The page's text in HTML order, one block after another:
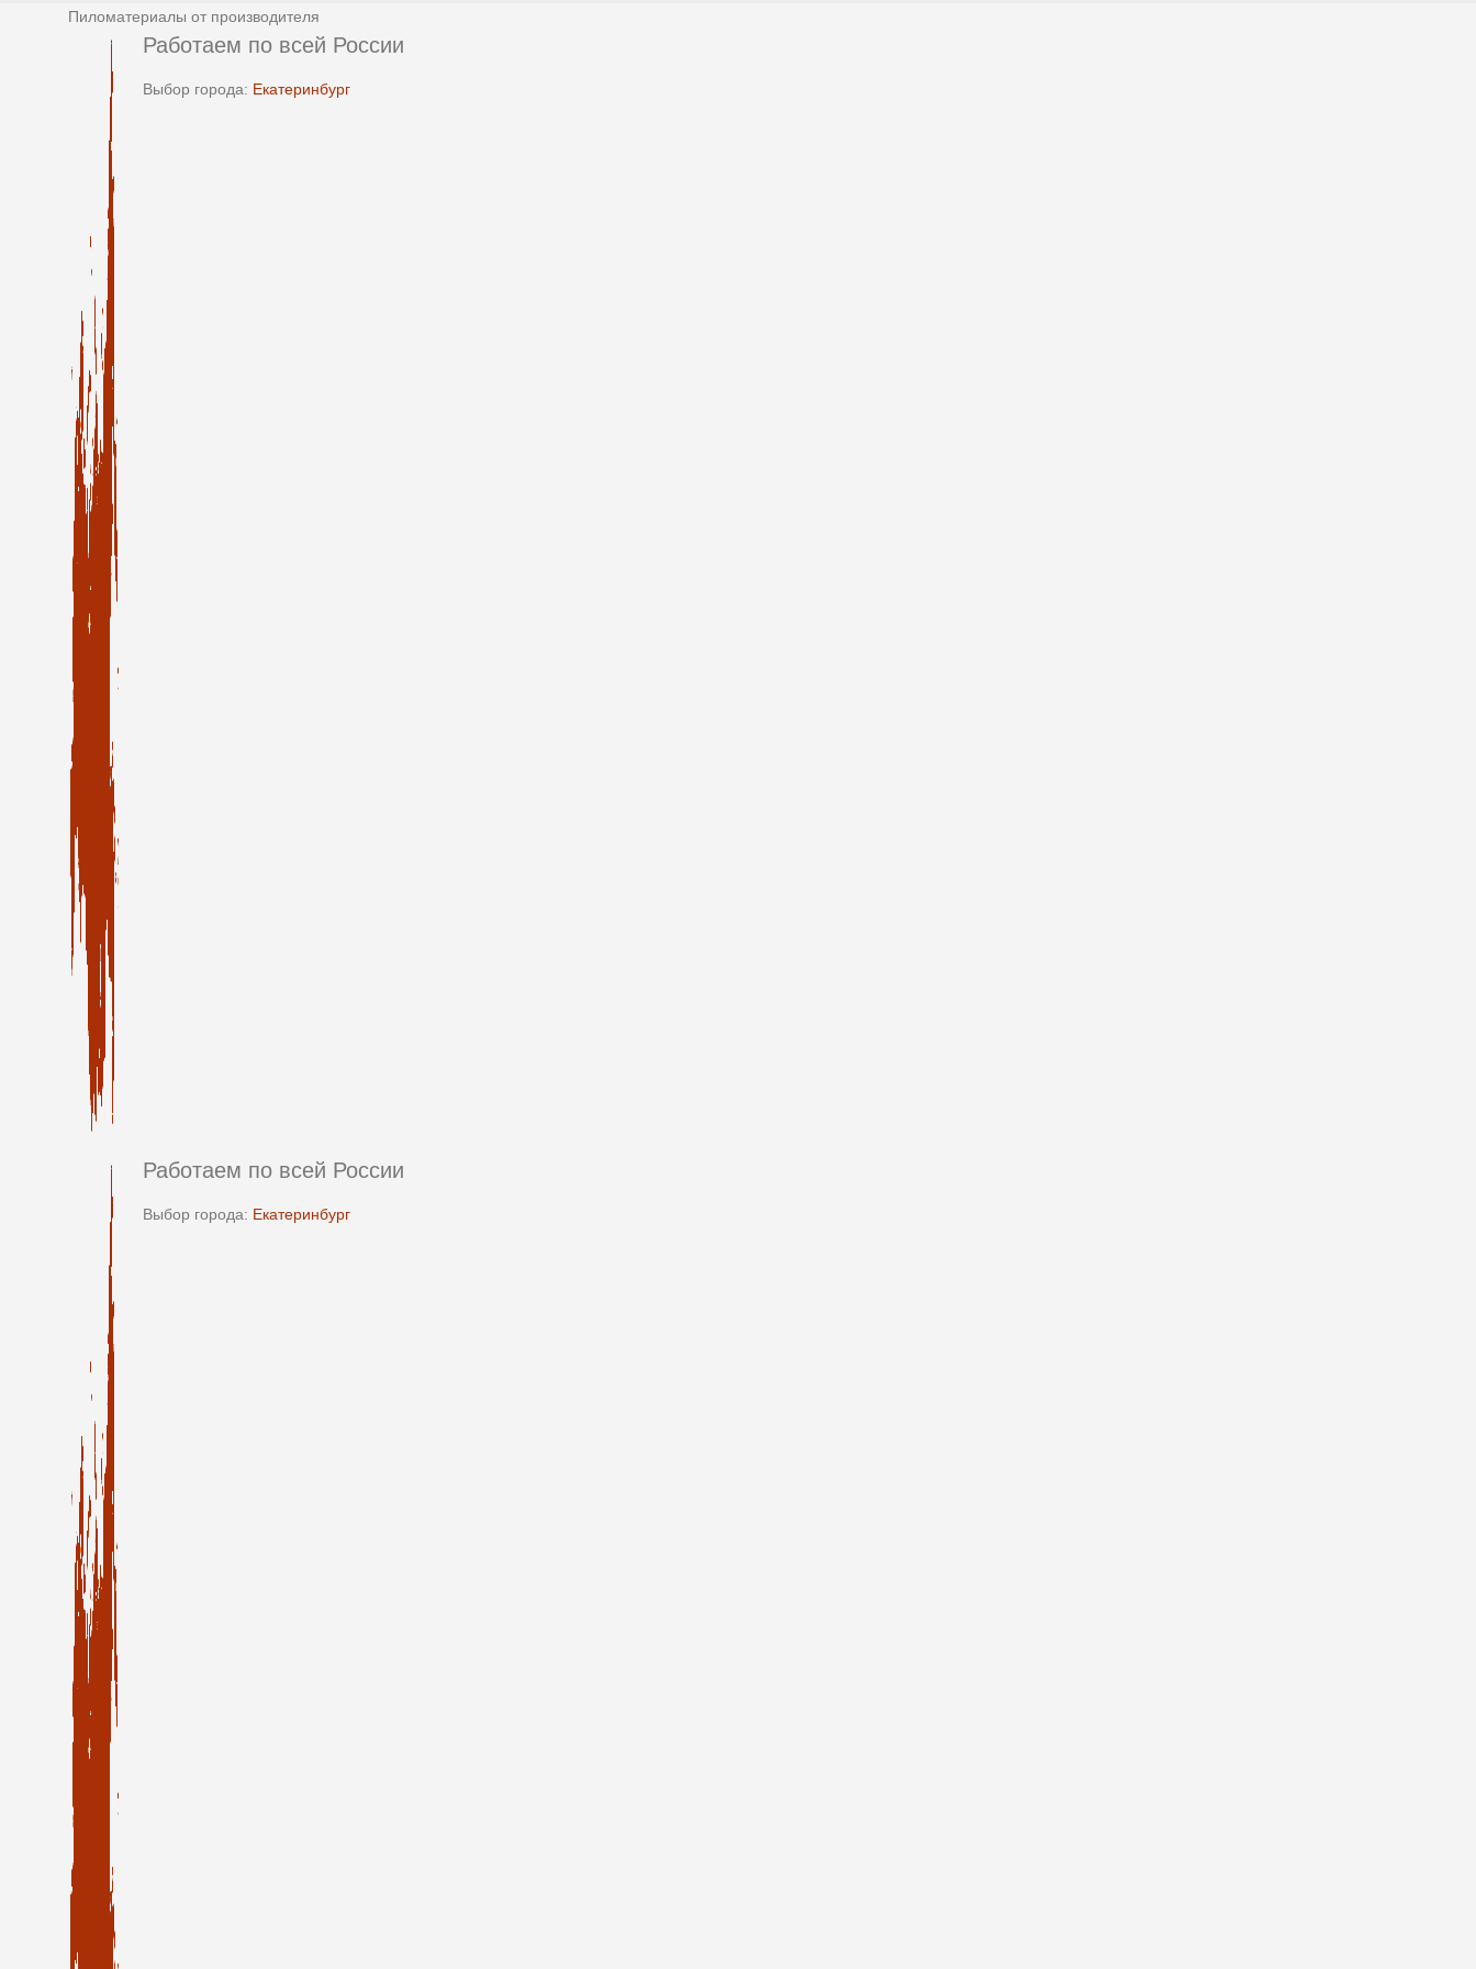
Пиломатериалы от производителя
Работаем по всей России
Выбор города: Екатеринбург
Работаем по всей России
Выбор города: Екатеринбург